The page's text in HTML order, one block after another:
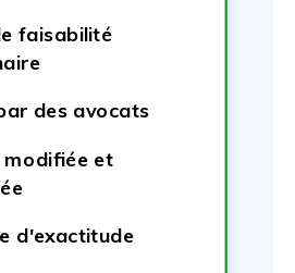
faisabilité
des avocats
modifiée et
d'exactitude